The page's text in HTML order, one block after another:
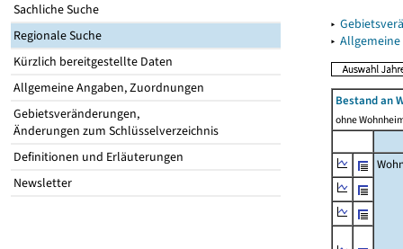
Sachliche Suche
Regionale Suche
Kürzlich bereitgestellte Daten
Allgemeine Angaben, Zuordnungen
Gebietsveränderungen,
Änderungen zum Schlüsselverzeichnis
Definitionen und Erläuterungen
Newsletter
▸
▸
Bestand an
ohne